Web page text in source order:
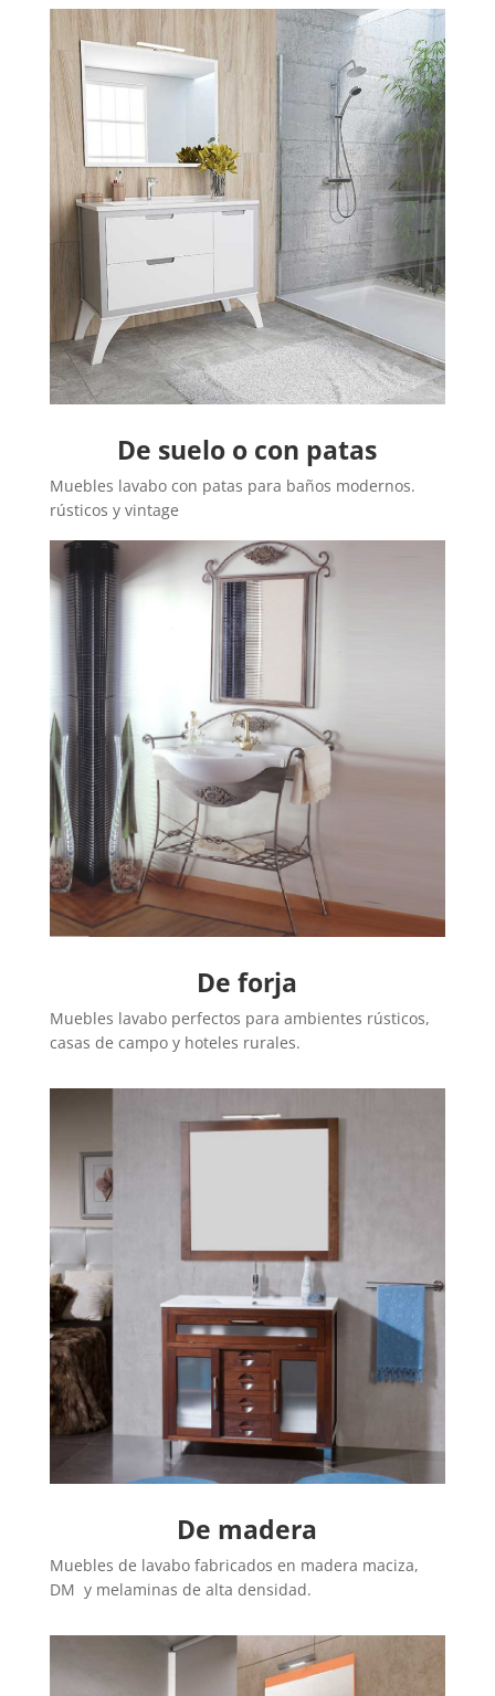
De suelo o con patas
Muebles lavabo con patas para baños modernos.
rústicos y vintage
De forja
Muebles lavabo perfectos para ambientes rústicos,
casas de campo y hoteles rurales.
De madera
Muebles de lavabo fabricados en madera maciza,
DM y melaminas de alta densidad.